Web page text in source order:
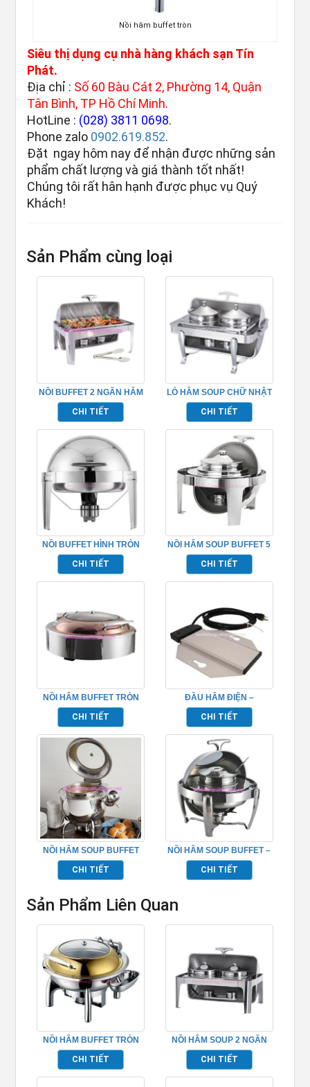
Nồi hâm buffet tròn
Siêu thị dụng cụ nhà hàng khách sạn Tín
Phát.
Địa chỉ : Số 60 Bàu Cát 2, Phường 14, Quận
Tân Bình, TP Hồ Chí Minh.
HotLine : (028) 3811 0698.
Phone zalo 0902.619.852.
Đặt ngay hôm nay để nhận được những sản
phẩm chất lượng và giá thành tốt nhất!
Chúng tôi rất hân hạnh được phục vụ Quý
Khách!
Sản Phẩm cùng loại
NỒI BUFFET 2 NGĂN HÂM
NÓNG THỨC ĂN
CHI TIẾT
LÒ HÂM SOUP CHỮ NHẬT
– TP697024
CHI TIẾT
NỒI BUFFET HÌNH TRÒN
GIỮ NÓNG THỨC ĂN –
TPN697003B
CHI TIẾT
NỒI HÂM SOUP BUFFET 5
LÍT TP697004
CHI TIẾT
NỒI HÂM BUFFET TRÒN
NẮP ĐỒNG TPLH-002
CHI TIẾT
ĐẦU HÂM ĐIỆN –
TP697104
CHI TIẾT
NỒI HÂM SOUP BUFFET
TRÒN
CHI TIẾT
NỒI HÂM SOUP BUFFET –
TP7026
CHI TIẾT
Sản Phẩm Liên Quan
NỒI HÂM BUFFET TRÒN
NẮP KÍNH – TP697018
CHI TIẾT
NỒI HÂM SOUP 2 NGĂN
BUFFET TP697002
CHI TIẾT